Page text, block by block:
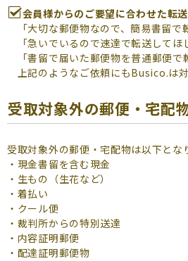
会員様からのご要望に合わせた転
「大切な郵便物なので、簡易書留で
「急いでいるので速達で転送してほ
「書留で届いた郵便物を普通郵便で
上記のようなご依頼にもBusico.は
受取対象外の郵便・宅配
受取対象外の郵便・宅配物は以下とな
・現金書留を含む現金
・生もの（生花など）
・着払い
・クール便
・裁判所からの特別送達
・内容証明郵便
・配達証明郵便物